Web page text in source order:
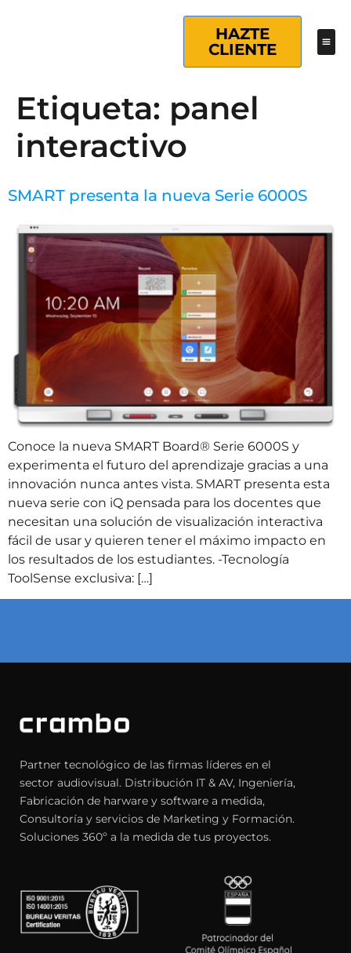
HAZTE
CLIENTE
Etiqueta: panel
interactivo
SMART presenta la nueva Serie 6000S
Conoce la nueva SMART Board® Serie 6000S y
experimenta el futuro del aprendizaje gracias a una
innovación nunca antes vista. SMART presenta esta
nueva serie con iQ pensada para los docentes que
necesitan una solución de visualización interactiva
fácil de usar y quieren tener el máximo impacto en
los resultados de los estudiantes. -Tecnología
ToolSense exclusiva: […]
Partner tecnológico de las firmas líderes en el
sector audiovisual. Distribución IT & AV, Ingeniería,
Fabricación de harware y software a medida,
Consultoría y servicios de Marketing y Formación.
Soluciones 360º a la medida de tus proyectos.